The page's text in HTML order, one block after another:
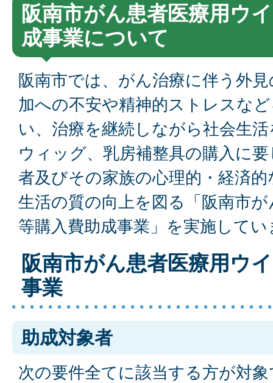
阪南市がん患者医療用ウ
成事業について
阪南市では、がん治療に伴う外
加への不安や精神的ストレスな
い、治療を継続しながら社会生
ウィッグ、乳房補整具の購入に
者及びその家族の心理的・経済
生活の質の向上を図る「阪南市
等購入費助成事業」を実施してい
阪南市がん患者医療用ウ
事業
助成対象者
次の要件全てに該当する方が対